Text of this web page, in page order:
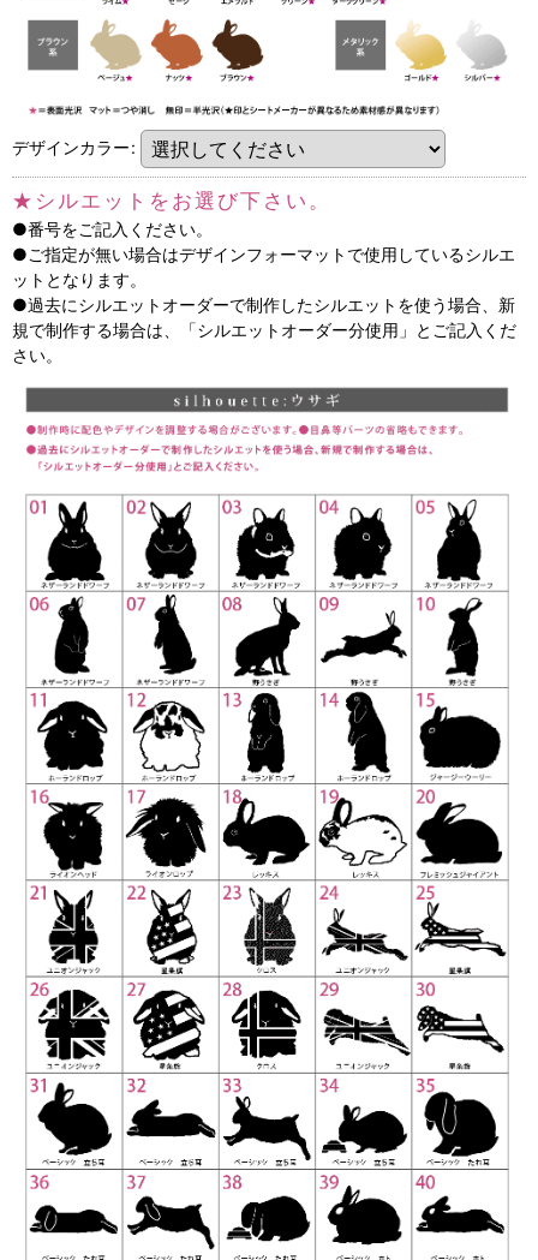
デザインカラー:
★シルエットをお選び下さい。
●番号をご記入ください。
●ご指定が無い場合はデザインフォーマットで使用しているシルエ
ットとなります。
●過去にシルエットオーダーで制作したシルエットを使う場合、新
規で制作する場合は、「シルエットオーダー分使用」とご記入くだ
さい。